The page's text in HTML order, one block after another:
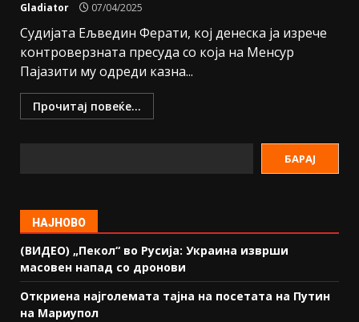
Gladiator 07/04/2025
Судијата Ељведин Ферати, кој денеска ја изрече
контроверзната пресуда со која на Менсур
Пајазити му одреди казна...
Прочитај повеќе...
БАРАЈ
НАЈНОВО
(ВИДЕО) „Пекол“ во Русија: Украина изврши
масовен напад со дронови
Откриена најголемата тајна на посетата на Путин
на Мариупол